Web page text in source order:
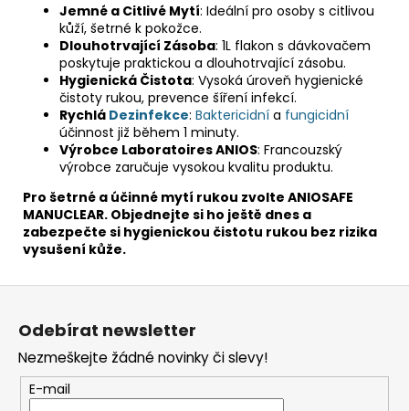
Jemné a Citlivé Mytí: Ideální pro osoby s citlivou
kůží, šetrné k pokožce.
Dlouhotrvající Zásoba: 1L flakon s dávkovačem
poskytuje praktickou a dlouhotrvající zásobu.
Hygienická Čistota: Vysoká úroveň hygienické
čistoty rukou, prevence šíření infekcí.
Rychlá Dezinfekce: Baktericidní a fungicidní
účinnost již během 1 minuty.
Výrobce Laboratoires ANIOS: Francouzský
výrobce zaručuje vysokou kvalitu produktu.
Pro šetrné a účinné mytí rukou zvolte ANIOSAFE
MANUCLEAR. Objednejte si ho ještě dnes a
zabezpečte si hygienickou čistotu rukou bez rizika
vysušení kůže.
Z
Odebírat newsletter
Nezmeškejte žádné novinky či slevy!
E-mail